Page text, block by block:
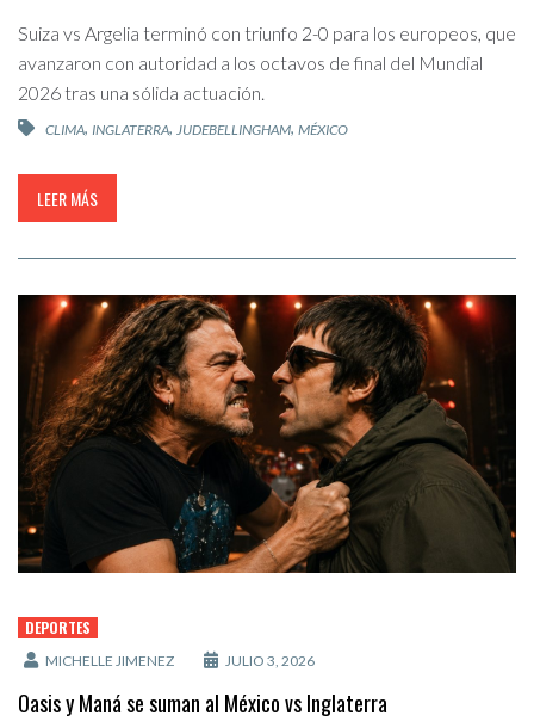
Suiza vs Argelia terminó con triunfo 2-0 para los europeos, que
avanzaron con autoridad a los octavos de final del Mundial
2026 tras una sólida actuación.
CLIMA, INGLATERRA, JUDEBELLINGHAM, MÉXICO
LEER MÁS
DEPORTES
MICHELLE JIMENEZ JULIO 3, 2026
Oasis y Maná se suman al México vs Inglaterra